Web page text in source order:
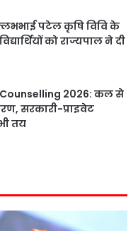
पटेल कृषि विवि के
को राज्यपाल ने दी
2026: कल से
सरकारी-प्राइवेट
तय